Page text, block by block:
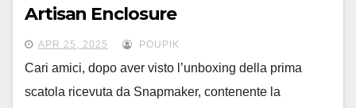
Artisan Enclosure
APR 25, 2025 POUPIK
Cari amici, dopo aver visto l’unboxing della prima
scatola ricevuta da Snapmaker, contenente la